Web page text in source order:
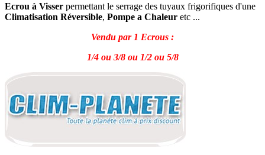
Ecrou à Visser permettant le serrage des tuyaux frigorifiques d'une
Climatisation Réversible, Pompe a Chaleur etc ...
Vendu par 1 Ecrous :
1/4 ou 3/8 ou 1/2 ou 5/8